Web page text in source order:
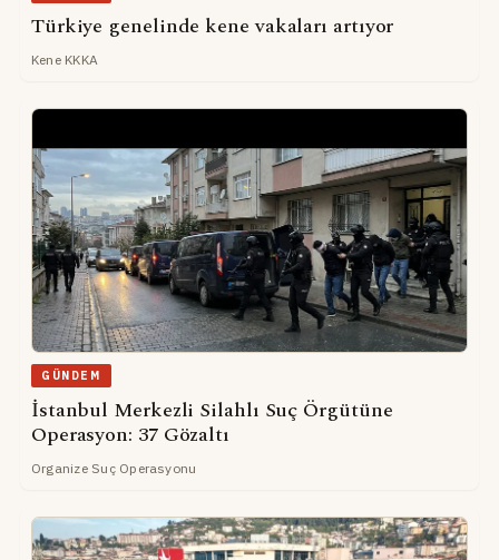
Türkiye genelinde kene vakaları artıyor
Kene KKKA
GÜNDEM
İstanbul Merkezli Silahlı Suç Örgütüne
Operasyon: 37 Gözaltı
Organize Suç Operasyonu